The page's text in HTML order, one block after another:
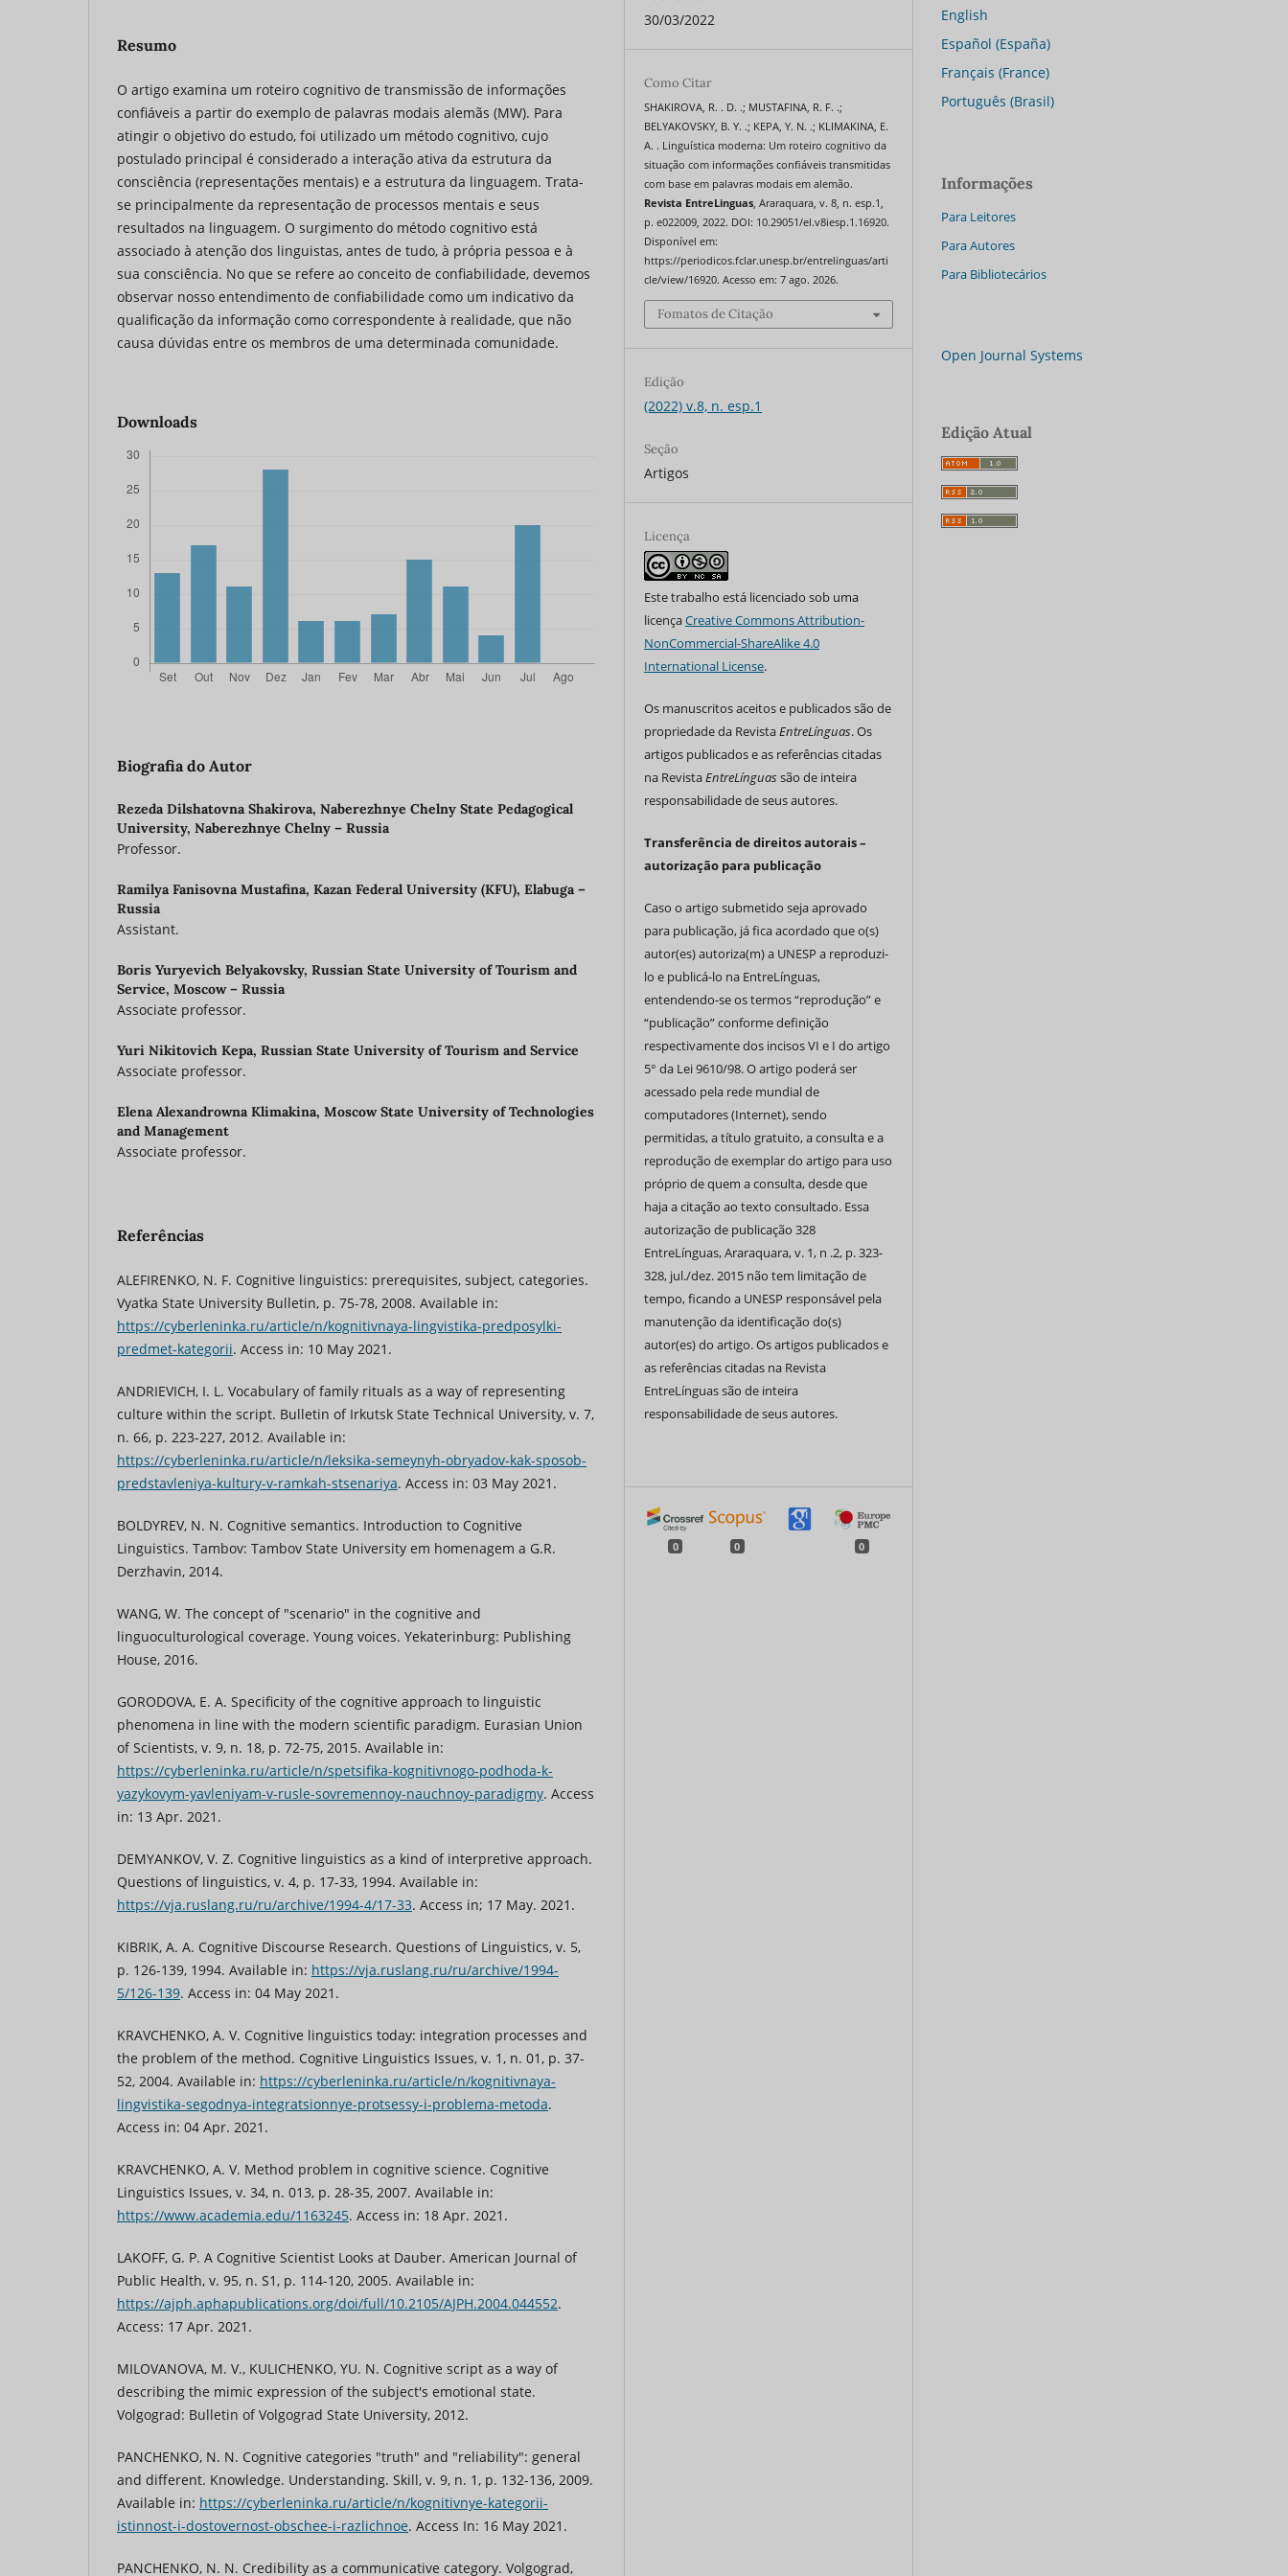
Resumo
O artigo examina um roteiro cognitivo de transmissão de informações
confiáveis a partir do exemplo de palavras modais alemãs (MW). Para
atingir o objetivo do estudo, foi utilizado um método cognitivo, cujo
postulado principal é considerado a interação ativa da estrutura da
consciência (representações mentais) e a estrutura da linguagem. Trata-
se principalmente da representação de processos mentais e seus
resultados na linguagem. O surgimento do método cognitivo está
associado à atenção dos linguistas, antes de tudo, à própria pessoa e à
sua consciência. No que se refere ao conceito de confiabilidade, devemos
observar nosso entendimento de confiabilidade como um indicativo da
qualificação da informação como correspondente à realidade, que não
causa dúvidas entre os membros de uma determinada comunidade.
Downloads
Biografia do Autor
Rezeda Dilshatovna Shakirova, Naberezhnye Chelny State Pedagogical
University, Naberezhnye Chelny – Russia
Professor.
Ramilya Fanisovna Mustafina, Kazan Federal University (KFU), Elabuga –
Russia
Assistant.
Boris Yuryevich Belyakovsky, Russian State University of Tourism and
Service, Moscow – Russia
Associate professor.
Yuri Nikitovich Kepa, Russian State University of Tourism and Service
Associate professor.
Elena Alexandrowna Klimakina, Moscow State University of Technologies
and Management
Associate professor.
Referências
ALEFIRENKO, N. F. Cognitive linguistics: prerequisites, subject, categories.
Vyatka State University Bulletin, p. 75-78, 2008. Available in:
https://cyberleninka.ru/article/n/kognitivnaya-lingvistika-predposylki-
predmet-kategorii. Access in: 10 May 2021.
ANDRIEVICH, I. L. Vocabulary of family rituals as a way of representing
culture within the script. Bulletin of Irkutsk State Technical University, v. 7,
n. 66, p. 223-227, 2012. Available in:
https://cyberleninka.ru/article/n/leksika-semeynyh-obryadov-kak-sposob-
predstavleniya-kultury-v-ramkah-stsenariya. Access in: 03 May 2021.
BOLDYREV, N. N. Cognitive semantics. Introduction to Cognitive
Linguistics. Tambov: Tambov State University em homenagem a G.R.
Derzhavin, 2014.
WANG, W. The concept of "scenario" in the cognitive and
linguoculturological coverage. Young voices. Yekaterinburg: Publishing
House, 2016.
GORODOVA, E. A. Specificity of the cognitive approach to linguistic
phenomena in line with the modern scientific paradigm. Eurasian Union
of Scientists, v. 9, n. 18, p. 72-75, 2015. Available in:
https://cyberleninka.ru/article/n/spetsifika-kognitivnogo-podhoda-k-
yazykovym-yavleniyam-v-rusle-sovremennoy-nauchnoy-paradigmy. Access
in: 13 Apr. 2021.
DEMYANKOV, V. Z. Cognitive linguistics as a kind of interpretive approach.
Questions of linguistics, v. 4, p. 17-33, 1994. Available in:
https://vja.ruslang.ru/ru/archive/1994-4/17-33. Access in; 17 May. 2021.
KIBRIK, A. A. Cognitive Discourse Research. Questions of Linguistics, v. 5,
p. 126-139, 1994. Available in: https://vja.ruslang.ru/ru/archive/1994-
5/126-139. Access in: 04 May 2021.
KRAVCHENKO, A. V. Cognitive linguistics today: integration processes and
the problem of the method. Cognitive Linguistics Issues, v. 1, n. 01, p. 37-
52, 2004. Available in: https://cyberleninka.ru/article/n/kognitivnaya-
lingvistika-segodnya-integratsionnye-protsessy-i-problema-metoda.
Access in: 04 Apr. 2021.
KRAVCHENKO, A. V. Method problem in cognitive science. Cognitive
Linguistics Issues, v. 34, n. 013, p. 28-35, 2007. Available in:
https://www.academia.edu/1163245. Access in: 18 Apr. 2021.
LAKOFF, G. P. A Cognitive Scientist Looks at Dauber. American Journal of
Public Health, v. 95, n. S1, p. 114-120, 2005. Available in:
https://ajph.aphapublications.org/doi/full/10.2105/AJPH.2004.044552.
Access: 17 Apr. 2021.
MILOVANOVA, M. V., KULICHENKO, YU. N. Cognitive script as a way of
describing the mimic expression of the subject's emotional state.
Volgograd: Bulletin of Volgograd State University, 2012.
PANCHENKO, N. N. Cognitive categories "truth" and "reliability": general
and different. Knowledge. Understanding. Skill, v. 9, n. 1, p. 132-136, 2009.
Available in: https://cyberleninka.ru/article/n/kognitivnye-kategorii-
istinnost-i-dostovernost-obschee-i-razlichnoe. Access In: 16 May 2021.
PANCHENKO, N. N. Credibility as a communicative category. Volgograd,
30/03/2022
Como Citar
SHAKIROVA, R. . D. .; MUSTAFINA, R. F. .;
BELYAKOVSKY, B. Y. .; KEPA, Y. N. .; KLIMAKINA, E.
A. . Linguística moderna: Um roteiro cognitivo da
situação com informações confiáveis transmitidas
com base em palavras modais em alemão.
Revista EntreLinguas, Araraquara, v. 8, n. esp.1,
p. e022009, 2022. DOI: 10.29051/el.v8iesp.1.16920.
Disponível em:
https://periodicos.fclar.unesp.br/entrelinguas/arti
cle/view/16920. Acesso em: 7 ago. 2026.
Fomatos de Citação
Edição
(2022) v.8, n. esp.1
Seção
Artigos
Licença
Este trabalho está licenciado sob uma
licençaCreative Commons Attribution-
NonCommercial-ShareAlike 4.0
International License.
Os manuscritos aceitos e publicados são de
propriedade da RevistaEntreLínguas. Os
artigos publicados e as referências citadas
na RevistaEntreLínguas são de inteira
responsabilidade de seus autores.
Transferência de direitos autorais –
autorização para publicação
Caso o artigo submetido seja aprovado
para publicação, já fica acordado que o(s)
autor(es) autoriza(m) a UNESP a reproduzi-
lo e publicá-lo na EntreLínguas,
entendendo-se os termos “reprodução” e
“publicação” conforme definição
respectivamente dos incisos VI e I do artigo
5° da Lei 9610/98. O artigo poderá ser
acessado pela rede mundial de
computadores (Internet), sendo
permitidas, a título gratuito, a consulta e a
reprodução de exemplar do artigo para uso
próprio de quem a consulta, desde que
haja a citação ao texto consultado. Essa
autorização de publicação 328
EntreLínguas, Araraquara, v. 1, n .2, p. 323-
328, jul./dez. 2015 não tem limitação de
tempo, ficando a UNESP responsável pela
manutenção da identificação do(s)
autor(es) do artigo. Os artigos publicados e
as referências citadas na Revista
EntreLínguas são de inteira
responsabilidade de seus autores.
0 0 0
English
Español (España)
Français (France)
Português (Brasil)
Informações
Para Leitores
Para Autores
Para Bibliotecários
Open Journal Systems
Edição Atual